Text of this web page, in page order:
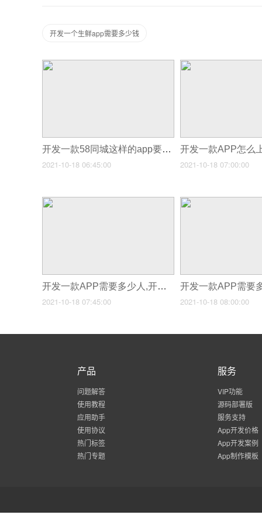
开发一个生鲜app需要多少钱
开发一款58同城这样的app要多少钱,58同城app开发原因
2021-10-18 06:45:00 2021-10-18 07:00:00
开发一款APP需要多少人,开发app团队要多少人
2021-10-18 07:45:00 2021-10-18 08:00:00
产品
问题解答
使用教程
应用助手
使用协议
热门标签
热门专题
服务
VIP功能
源码部署版
服务支持
App开发价格
App开发案例
App制作模板